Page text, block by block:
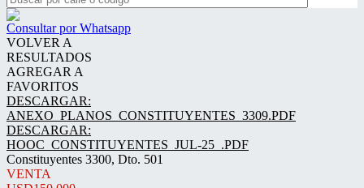
Consultar por Whatsapp
VOLVER A
RESULTADOS
AGREGAR A
FAVORITOS
DESCARGAR:
ANEXO_PLANOS_CONSTITUYENTES_3309.PDF
DESCARGAR:
HOOC_CONSTITUYENTES_JUL-25_.PDF
Constituyentes 3300, Dto. 501
VENTA